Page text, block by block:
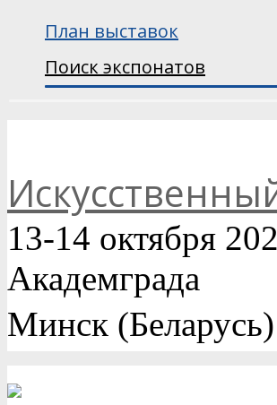
План выставок
Поиск экспонатов
13-14 октября
Академграда
Минск